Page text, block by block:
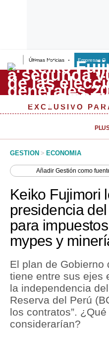
Últimas Noticias Empresas G
Lo último
Peru Quiosco
Management & Empleo
Perú
Política
Tu Dinero
Finanzas Personales
Inmobiliarias
Plus G
Opinión
EXCLUSIVO
GESTION > ECONOMIA
AñadirGestión como
Keiko Fujimori
presidencia
para
mypes y
El plan de Gobierno
tiene entre sus ejes
la independencia
Reserva del Perú
los contratos”.
considerarían?